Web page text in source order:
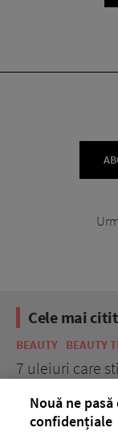
Cele mai
BEAUTY BEAUTY
7 uleiuri care
Nouă ne
confidențiale